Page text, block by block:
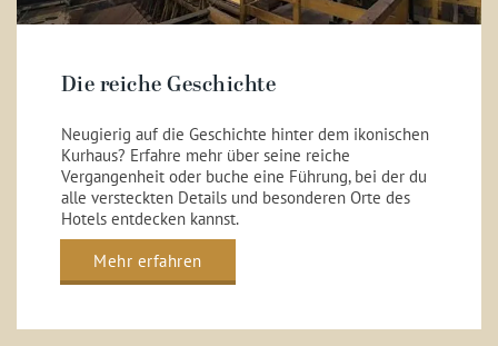
Die reiche Geschichte
Neugierig auf die Geschichte hinter dem ikonischen
Kurhaus? Erfahre mehr über seine reiche
Vergangenheit oder buche eine Führung, bei der du
alle versteckten Details und besonderen Orte des
Hotels entdecken kannst.
Mehr erfahren